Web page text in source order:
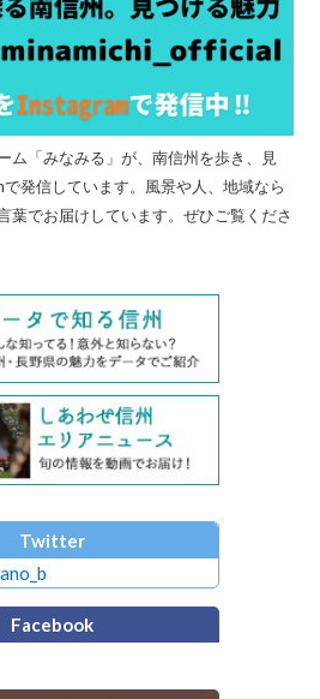
ム「みなみる」が、南信州を歩き、見
発信しています。風景や人、地域なら
葉でお届けしています。ぜひご覧くださ
Twitter
Facebook